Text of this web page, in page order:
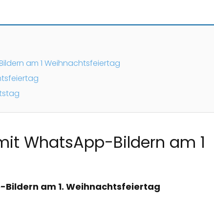
am 1 Weihnachtsfeiertag
WhatsApp-Bildern am 1
am 1. Weihnachtsfeiertag